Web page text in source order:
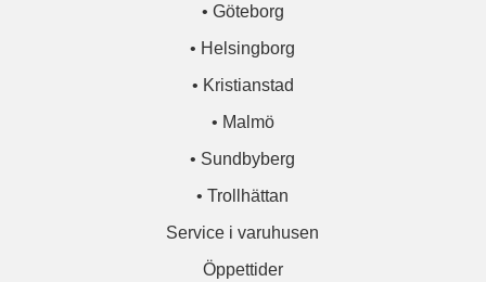
• Göteborg
• Helsingborg
• Kristianstad
• Malmö
• Sundbyberg
• Trollhättan
Service i varuhusen
Öppettider